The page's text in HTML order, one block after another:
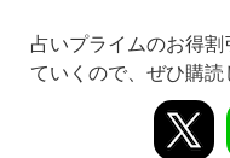
占いプライムのお得
ていくので、ぜひ購読